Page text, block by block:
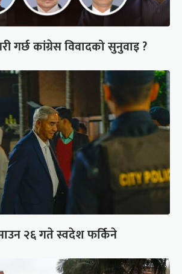
गर्छ कांग्रेस विवादको सुनुवाइ ?
२६ गते स्वदेश फर्किने